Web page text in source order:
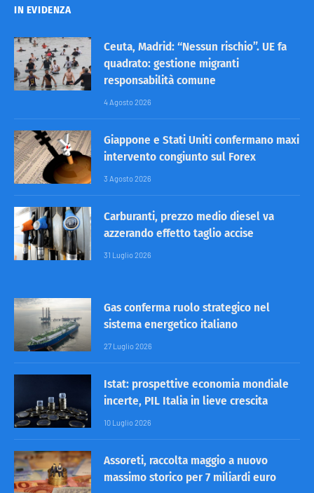
IN EVIDENZA
Ceuta, Madrid: “Nessun rischio”. UE fa
quadrato: gestione migranti
responsabilità comune
4 Agosto 2026
Giappone e Stati Uniti confermano maxi
intervento congiunto sul Forex
3 Agosto 2026
Carburanti, prezzo medio diesel va
azzerando effetto taglio accise
31 Luglio 2026
Gas conferma ruolo strategico nel
sistema energetico italiano
27 Luglio 2026
Istat: prospettive economia mondiale
incerte, PIL Italia in lieve crescita
10 Luglio 2026
Assoreti, raccolta maggio a nuovo
massimo storico per 7 miliardi euro